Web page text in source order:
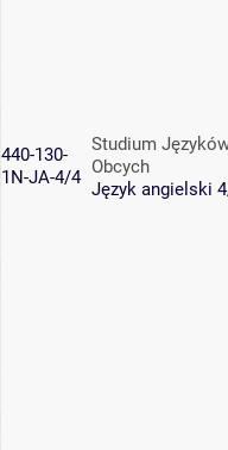
440-130-
1N-JA-4/4
Studium
Obcych
Język angielski